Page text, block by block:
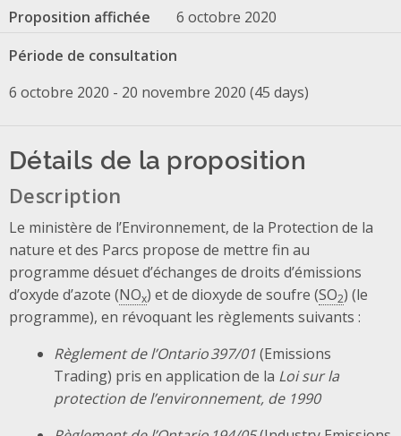
Proposition affichée
6 octobre 2020
Période de consultation
6 octobre 2020 - 20 novembre 2020 (45 days)
Détails de la proposition
Description
Le ministère de l’Environnement, de la Protection de la
nature et des Parcs propose de mettre fin au
programme désuet d’échanges de droits d’émissions
d’oxyde d’azote (NOx) et de dioxyde de soufre (SO2) (le
programme), en révoquant les règlements suivants :
Règlement de l’Ontario 397/01(Emissions
Trading) pris en application de la Loi sur la
protection de l’environnement, de 1990